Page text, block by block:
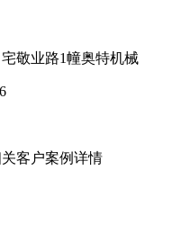
敬业路1幢奥特机械
客户案例详情